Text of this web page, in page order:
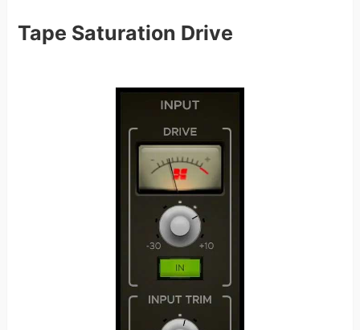
Tape Saturation Drive